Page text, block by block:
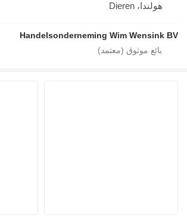
هولندا، Dieren
Handelsonderneming Wim Wensink BV